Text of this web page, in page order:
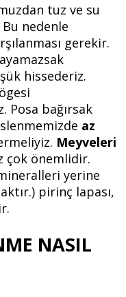
tuz ve su
nedenle
gerekir.
hissederiz.
Posa bağırsak
az
Meyveleri
çok önemlidir.
yerine
pirinç lapası,
NASIL